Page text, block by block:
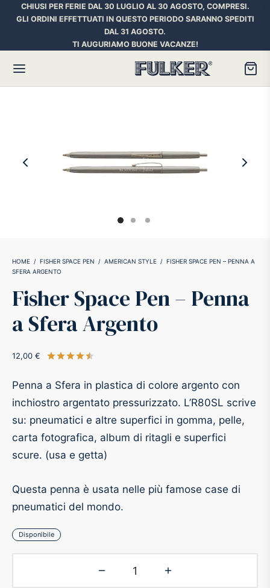
CHIUSI PER FERIE DAL 30 LUGLIO AL 30 AGOSTO, COMPRESI.
GLI ORDINI EFFETTUATI IN QUESTO PERIODO SARANNO SPEDITI
DAL 31 AGOSTO.
TI AUGURIAMO BUONE VACANZE!
HOME / FISHER SPACE PEN / AMERICAN STYLE / FISHER SPACE PEN – PENNA A
SFERA ARGENTO
Fisher Space Pen – Penna
a Sfera Argento
12,00 €
Penna a Sfera in plastica di colore argento con
inchiostro argentato pressurizzato. L’R80SL scrive
su: pneumatici e altre superfici in gomma, pelle,
carta fotografica, album di ritagli e superfici
scure. (usa e getta)
Questa penna è usata nelle più famose case di
pneumatici del mondo.
Disponibile
SPACE PEN
Matic
Astronaut Space Pen
Space Pen
pressurizzato
PENNE
Castell
E INCHIOSTRI
Penne Roller